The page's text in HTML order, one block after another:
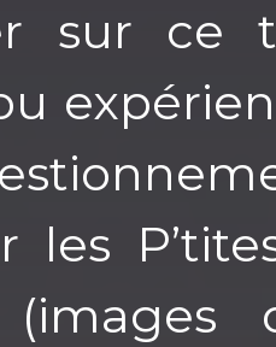
sur ce
les
(images